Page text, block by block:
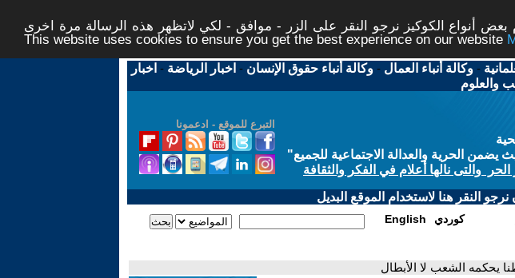
أنواع الكوكيز نرجو النقر على الزر - موافق - لكي لاتظهر هذه الرسالة مرة اخرى -
This website uses cookies to ensure you get the best experience on our website
-وكالة أنباء العمال -وكالة أنباء حقوق الإنسان - اخبار الرياضة - اخبار
والعلوم
التبرع للموقع - ادعمونا
الحرية والعدالة الاجتماعية للجميع"
والتى نالها أعلام في الفكر والثقافة
النقر هنا لاستخدام الموقع البديل
English كوردي
يحكمه الشعب لا الأبطال